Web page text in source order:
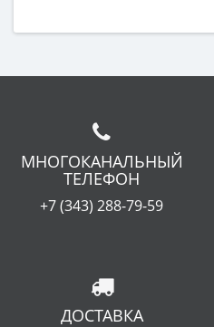
МНОГОКАНАЛЬНЫЙ
ТЕЛЕФОН
+7 (343) 288-79-59
ДОСТАВКА